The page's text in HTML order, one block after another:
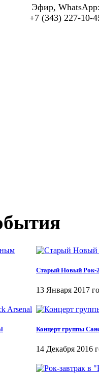
Эфир,
+7 (343) 227-10-
Старый Новый Рок-
13 Января 2017
Концерт группы
14 Декабря 2016